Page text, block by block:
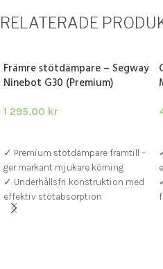
RELATERADE
Främre stötdämpare – Segway
Ninebot G30 (Premium)
1 295.00 kr
✓ Premium stötdämpare framtill –
ger markant mjukare körning
✓ Underhållsfri konstruktion med
effektiv stötabsorption
✓ Passar hela Ninebot G30-serien